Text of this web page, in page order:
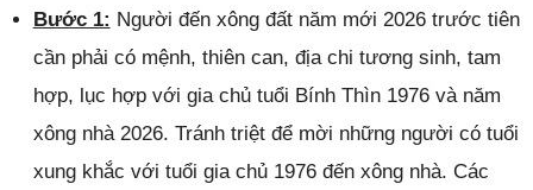
Bước 1: Người đến xông đất năm mới 2026 trước tiên
cần phải có mệnh, thiên can, địa chi tương sinh, tam
hợp, lục hợp với gia chủ tuổi Bính Thìn 1976 và năm
xông nhà 2026. Tránh triệt để mời những người có tuổi
xung khắc với tuổi gia chủ 1976 đến xông nhà. Các